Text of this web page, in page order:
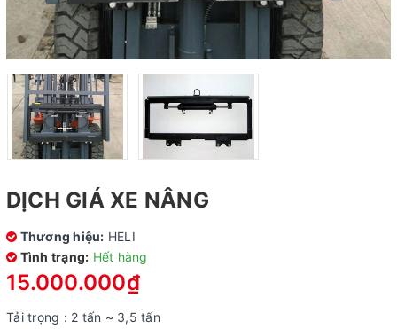
DỊCH GIÁ XE NÂNG
Thương hiệu: HELI
Tình trạng: Hết hàng
15.000.000₫
Tải trọng : 2 tấn ~ 3,5 tấn